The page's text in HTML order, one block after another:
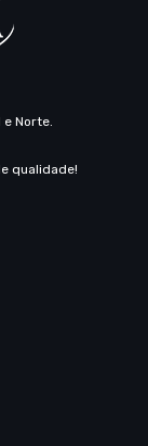
Norte.
qualidade!